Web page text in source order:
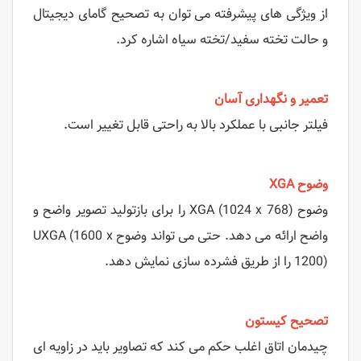
از ویژگی های پیشرفته می توان به تصحیح گامای دیجیتال
و حالت تخته سفید/تخته سیاه اشاره کرد.
تعمیر و نگهداری آسان
فیلتر جانبی با عملکرد بالا به راحتی قابل تغییر است.
وضوح XGA
وضوح XGA (1024 x 768) را برای بازتولید تصویر واضح و
واضح ارائه می دهد. حتی می تواند وضوح UXGA (1600 x
1200) را از طریق فشرده سازی نمایش دهد.
تصحیح کیستون
چیدمان اتاق اغلب حکم می کند که تصاویر باید در زاویه ای